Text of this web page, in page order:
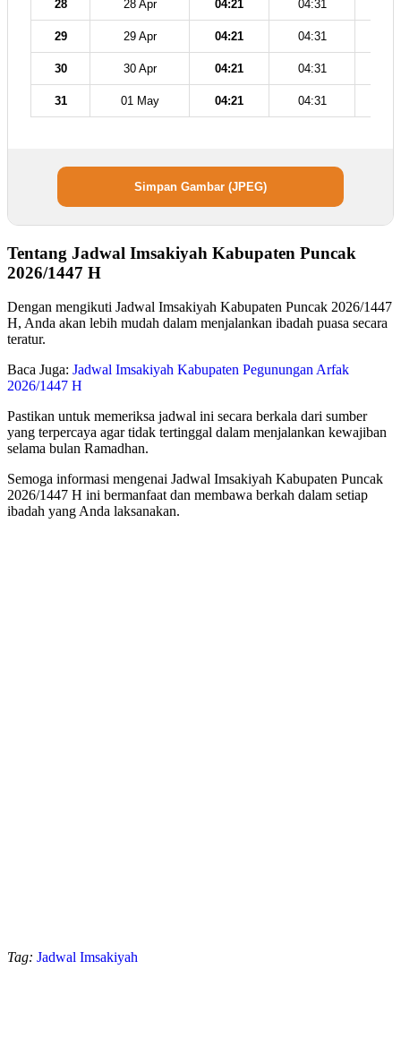
28 28 Apr 04:21 04:31
29 29 Apr 04:21 04:31
30 30 Apr 04:21 04:31
31 01 May 04:21 04:31
Simpan Gambar (JPEG)
Tentang Jadwal Imsakiyah Kabupaten Puncak
2026/1447 H
Dengan mengikuti Jadwal Imsakiyah Kabupaten Puncak 2026/1447
H, Anda akan lebih mudah dalam menjalankan ibadah puasa secara
teratur.
Baca Juga: Jadwal Imsakiyah Kabupaten Pegunungan Arfak
2026/1447 H
Pastikan untuk memeriksa jadwal ini secara berkala dari sumber
yang terpercaya agar tidak tertinggal dalam menjalankan kewajiban
selama bulan Ramadhan.
Semoga informasi mengenai Jadwal Imsakiyah Kabupaten Puncak
2026/1447 H ini bermanfaat dan membawa berkah dalam setiap
ibadah yang Anda laksanakan.
Tag: Jadwal Imsakiyah